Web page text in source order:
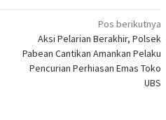
Pos berikutnya
Aksi Pelarian Berakhir, Polsek
Pabean Cantikan Amankan Pelaku
Pencurian Perhiasan Emas Toko
UBS